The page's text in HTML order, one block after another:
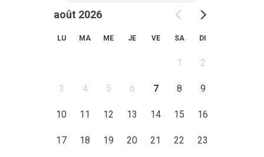
août 2026
LU MA ME JE VE SA DI
1 2
3 4 5 6 7 8 9
10 11 12 13 14 15 16
17 18 19 20 21 22 23